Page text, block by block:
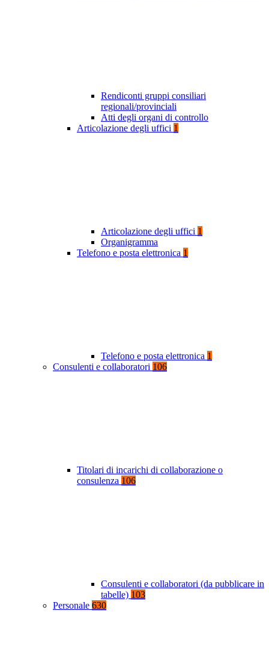
Rendiconti gruppi consiliari
regionali/provinciali
Atti degli organi di controllo
Articolazione degli uffici 1
Articolazione degli uffici 1
Organigramma
Telefono e posta elettronica 1
Telefono e posta elettronica 1
Consulenti e collaboratori 106
Titolari di incarichi di collaborazione o
consulenza 106
Consulenti e collaboratori (da pubblicare in
tabelle) 103
Personale 630